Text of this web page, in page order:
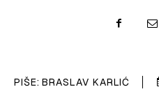
PIŠE: BRASLAV KARLIĆ